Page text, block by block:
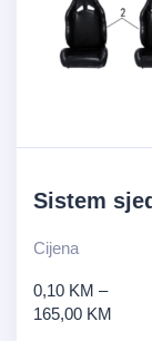
Sistem
Cijena
0,10 KM –
165,00 KM